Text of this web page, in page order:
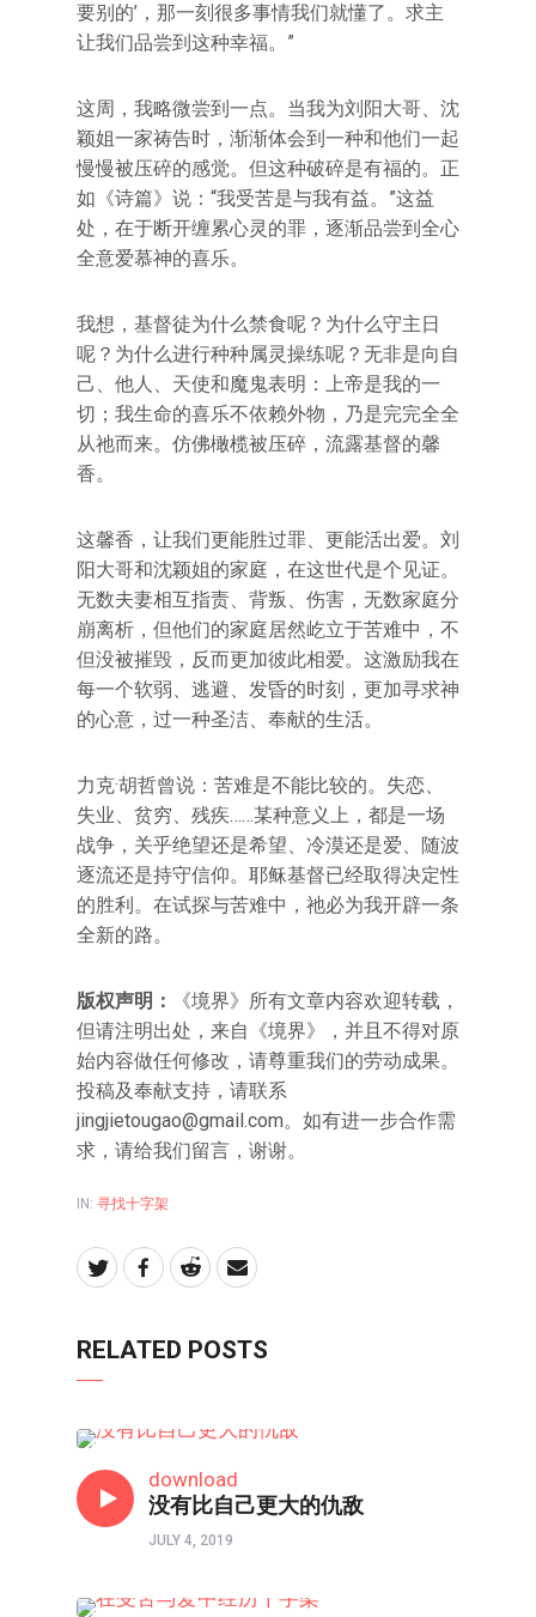
要别的’，那一刻很多事情我们就懂了。求主
让我们品尝到这种幸福。”
这周，我略微尝到一点。当我为刘阳大哥、沈
颖姐一家祷告时，渐渐体会到一种和他们一起
慢慢被压碎的感觉。但这种破碎是有福的。正
如《诗篇》说：“我受苦是与我有益。”这益
处，在于断开缠累心灵的罪，逐渐品尝到全心
全意爱慕神的喜乐。
我想，基督徒为什么禁食呢？为什么守主日
呢？为什么进行种种属灵操练呢？无非是向自
己、他人、天使和魔鬼表明：上帝是我的一
切；我生命的喜乐不依赖外物，乃是完完全全
从祂而来。仿佛橄榄被压碎，流露基督的馨
香。
这馨香，让我们更能胜过罪、更能活出爱。刘
阳大哥和沈颖姐的家庭，在这世代是个见证。
无数夫妻相互指责、背叛、伤害，无数家庭分
崩离析，但他们的家庭居然屹立于苦难中，不
但没被摧毁，反而更加彼此相爱。这激励我在
每一个软弱、逃避、发昏的时刻，更加寻求神
的心意，过一种圣洁、奉献的生活。
力克·胡哲曾说：苦难是不能比较的。失恋、
失业、贫穷、残疾……某种意义上，都是一场
战争，关乎绝望还是希望、冷漠还是爱、随波
逐流还是持守信仰。耶稣基督已经取得决定性
的胜利。在试探与苦难中，祂必为我开辟一条
全新的路。
版权声明：
《境界》所有文章内容欢迎转载，
但请注明出处，来自《境界》，并且不得对原
始内容做任何修改，请尊重我们的劳动成果。
投稿及奉献支持，请联系
jingjietougao@gmail.com。如有进一步合作需
求，请给我们留言，谢谢。
IN: 寻找十字架
RELATED POSTS
download
没有比自己更大的仇敌
JULY 4, 2019